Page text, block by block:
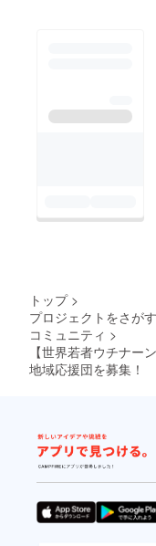
トップ >
プロジェクトをさがす
コミュニティ >
【世界若者ウチナー
地域応援団を募集！